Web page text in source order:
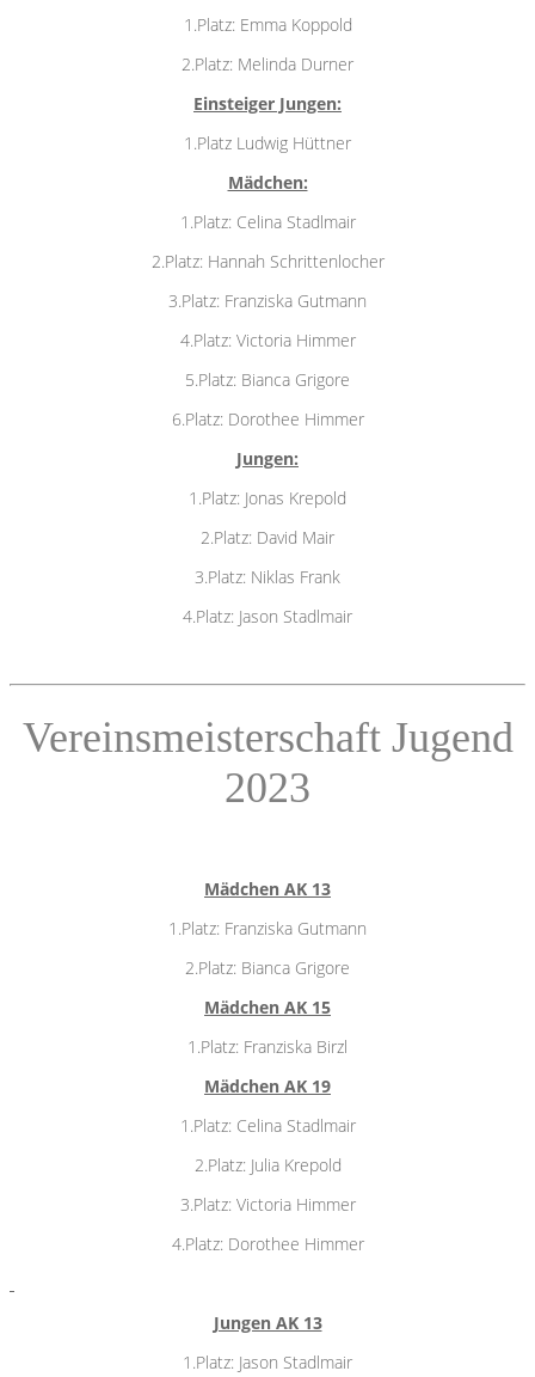
1.Platz: Emma Koppold
2.Platz: Melinda Durner
Einsteiger Jungen:
1.Platz Ludwig Hüttner
Mädchen:
1.Platz: Celina Stadlmair
2.Platz: Hannah Schrittenlocher
3.Platz: Franziska Gutmann
4.Platz: Victoria Himmer
5.Platz: Bianca Grigore
6.Platz: Dorothee Himmer
Jungen:
1.Platz: Jonas Krepold
2.Platz: David Mair
3.Platz: Niklas Frank
4.Platz: Jason Stadlmair
Vereinsmeisterschaft Jugend
2023
Mädchen AK 13
1.Platz: Franziska Gutmann
2.Platz: Bianca Grigore
Mädchen AK 15
1.Platz: Franziska Birzl
Mädchen AK 19
1.Platz: Celina Stadlmair
2.Platz: Julia Krepold
3.Platz: Victoria Himmer
4.Platz: Dorothee Himmer
Jungen AK 13
1.Platz: Jason Stadlmair